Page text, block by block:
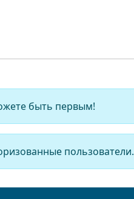
быть первым!
пользователи.